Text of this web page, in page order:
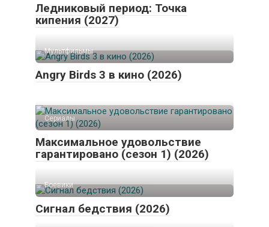
Ледниковый период: Точка
кипения (2027)
Мультфильмы
Angry Birds 3 в кино (2026)
Сериалы
Максимальное удовольствие
гарантировано (сезон 1) (2026)
Боевики
Сигнал бедствия (2026)